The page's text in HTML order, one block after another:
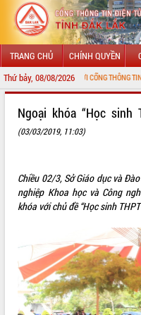
TRANG CHỦ CHÍNH QUYỀN
Thứ bảy, 08/08/2026
ĐẾN VỚI CỔNG THÔNG TIN ĐIỆN TỬ TỈNH
LÃNH ĐẠO UBND TỈNH
SỞ, BAN, NGÀNH
THÔNG TIN CHỈ ĐẠO ĐIỀU HÀNH
HỆ THỐNG VĂN BẢN
VĂN BẢN HĐND TỈNH
Ngoại khóa “Học sinh
(03/03/2019, 11:03)
Chiều 02/3, Sở Giáo dục và
nghiệp Khoa học và Công
khóa với chủ đề “Học sinh